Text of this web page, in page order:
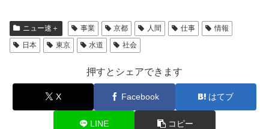
ニュー速＋ 事業 京都 人間 仕事
情報
日本
東京 水道 社会
押すとシェアできます
X Facebook はてブ
LINE コピー